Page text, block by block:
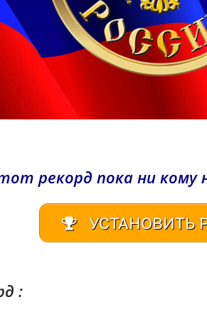
рекорд пока ни кому
УСТАНОВИТЬ
: